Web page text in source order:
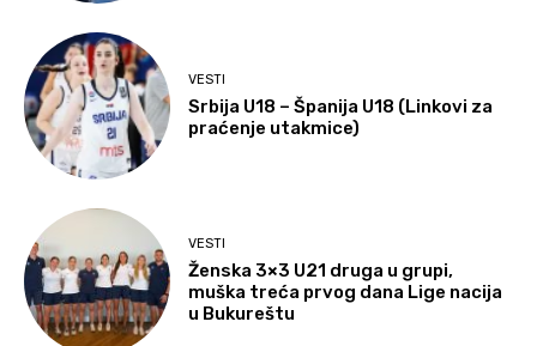
VESTI
Srbija U18 – Španija U18 (Linkovi za
praćenje utakmice)
VESTI
Ženska 3×3 U21 druga u grupi,
muška treća prvog dana Lige nacija
u Bukureštu